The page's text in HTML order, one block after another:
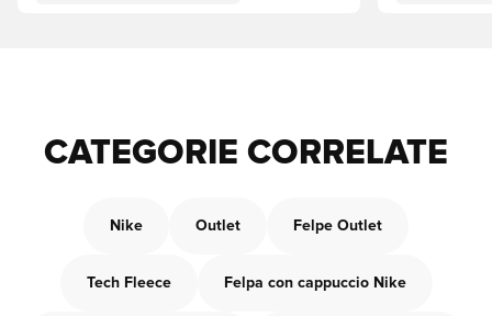
CATEGORIE CORRELATE
Nike Outlet Felpe Outlet
Tech Fleece Felpa con cappuccio Nike